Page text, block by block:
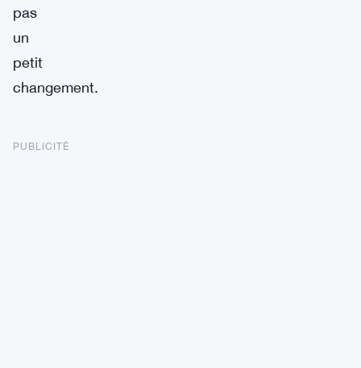
pas
un
petit
changement.
PUBLICITÉ